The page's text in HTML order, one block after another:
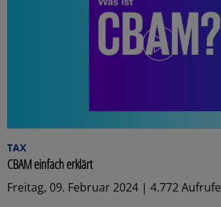
TAX
CBAM einfach erklärt
Freitag, 09. Februar 2024 | 4.772 Aufrufe